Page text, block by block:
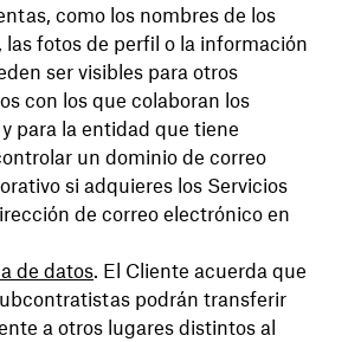
como los nombres de los
las fotos de perfil o la información
ser visibles para otros
con los que colaboran los
para la entidad que tiene
un dominio de correo
si adquieres los Servicios
de correo electrónico en
de datos. El Cliente acuerda que
podrán transferir
a otros lugares distintos al